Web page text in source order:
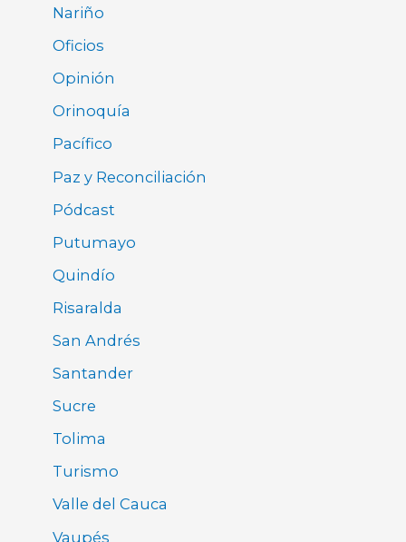
Nariño
Oficios
Opinión
Orinoquía
Pacífico
Paz y Reconciliación
Pódcast
Putumayo
Quindío
Risaralda
San Andrés
Santander
Sucre
Tolima
Turismo
Valle del Cauca
Vaupés